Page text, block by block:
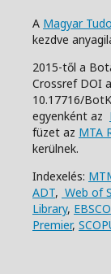
A Magyar
kezdve
2015-től a
Crossref DOI
10.17716/
egyenként az
füzet az MTA
kerülnek.
Indexelés:
ADT, Web of
Library,
Premier,